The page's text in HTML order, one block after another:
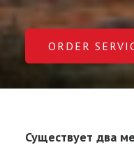
ORDER
Существует два